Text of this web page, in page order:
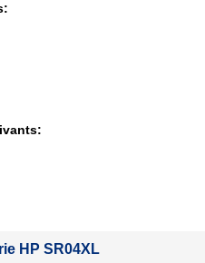
HP SR04XL